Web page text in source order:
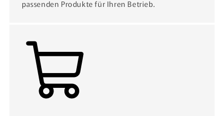
passenden Produkte für Ihren Betrieb.